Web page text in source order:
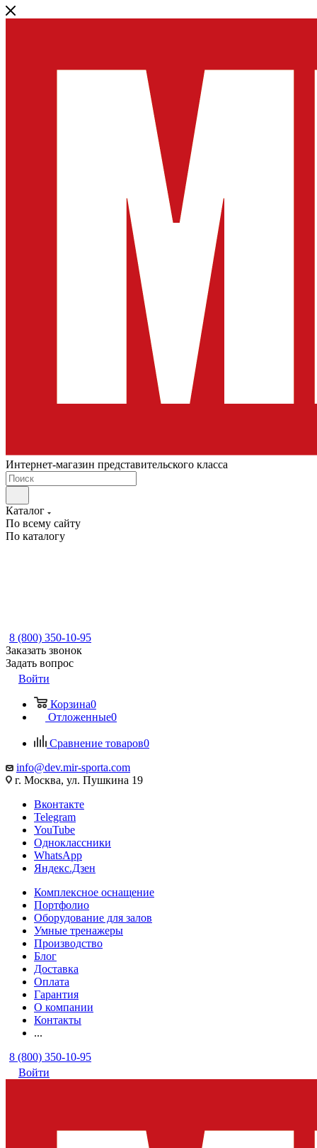
Интернет-магазин представительского класса
Каталог
По всему сайту
По каталогу
8 (800) 350-10-95
Заказать звонок
Задать вопрос
Войти
Корзина0
Отложенные0
Сравнение товаров0
info@dev.mir-sporta.com
г. Москва, ул. Пушкина 19
Вконтакте
Telegram
YouTube
Одноклассники
WhatsApp
Яндекс.Дзен
Комплексное оснащение
Портфолио
Оборудование для залов
Умные тренажеры
Производство
Блог
Доставка
Оплата
Гарантия
О компании
Контакты
...
8 (800) 350-10-95
Войти